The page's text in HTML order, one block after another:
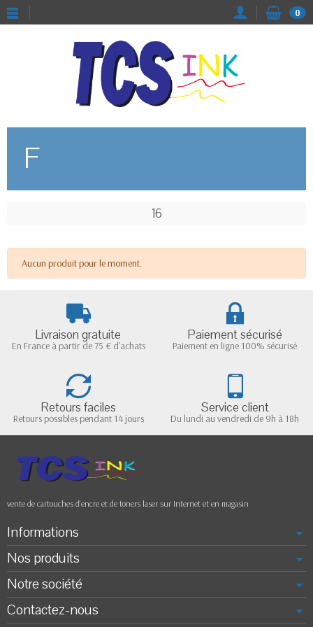
0
F
16
Aucun produit pour le moment.
Livraison gratuite
En France à partir de 75 € d'achats
Paiement sécurisé
Paiement en ligne 100% sécurisé
Retours faciles
Retours possibles pendant 14 jours
Service client
Du lundi au vendredi de 9h à 18h
vente de cartouches d'encre et de toners laser sur Internet et en magasin
Informations
Nos produits
Notre société
Contactez-nous